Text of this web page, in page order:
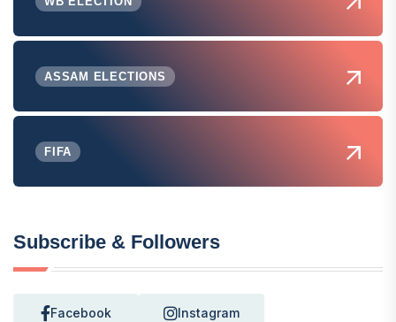
ASSAM ELECTIONS
FIFA
Subscribe & Followers
Facebook Instagram